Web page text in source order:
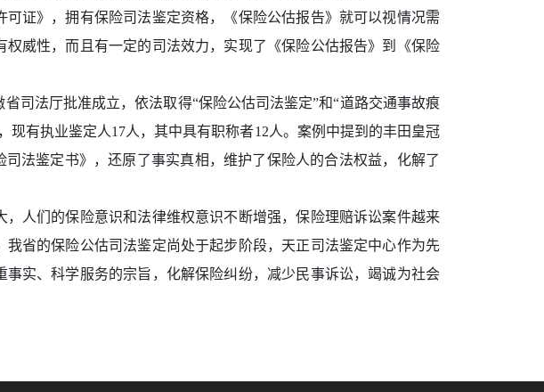
证》，拥有保险司法鉴定资格，《保险公估报告》就可以视情况需
威性，而且有一定的司法效力，实现了《保险公估报告》到《保险
司法厅批准成立，依法取得“保险公估司法鉴定”和“道路交通事故痕
现有执业鉴定人17人，其中具有职称者12人。案例中提到的丰田皇冠
法鉴定书》，还原了事实真相，维护了保险人的合法权益，化解了
人们的保险意识和法律维权意识不断增强，保险理赔诉讼案件越来
省的保险公估司法鉴定尚处于起步阶段，天正司法鉴定中心作为先
实、科学服务的宗旨，化解保险纠纷，减少民事诉讼，竭诚为社会